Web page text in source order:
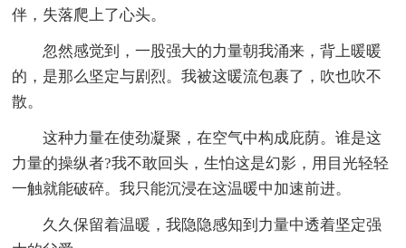
伴，失落爬上了心头。
忽然感觉到，一股强大的力量朝我涌来，背上暖暖
的，是那么坚定与剧烈。我被这暖流包裹了，吹也吹不
散。
这种力量在使劲凝聚，在空气中构成庇荫。谁是这
力量的操纵者?我不敢回头，生怕这是幻影，用目光轻轻
一触就能破碎。我只能沉浸在这温暖中加速前进。
久久保留着温暖，我隐隐感知到力量中透着坚定强